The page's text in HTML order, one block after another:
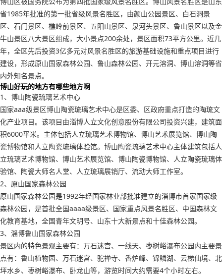
省1985年批准的第一批省级风景名胜区，由颜山公园景区、白石洞景
区、石门景区、樵岭前景区、五阳山景区、泉河头景区、鲁山景区以及金
牛山景区八大景区组成，大小景点200余处，景区面积73平方公里。近几
年，全区先后投资3亿多元对风景名胜区的旅游基础设施和重点项目进行
建设，形成原山国家森林公园、鲁山森林公园、开元溶洞、博山溶洞等省
内外知名景点。
博山好玩的地方有哪些地方啊
1、博山陶瓷琉璃艺术中心
国家aaa级景区博山陶瓷琉璃艺术中心是区委、区政府重点打造的陶琉文
化产业项目。该项目由淄博人立文化创意股份有限公司投资兴建，建筑面
积6000平米。主体包括人立琉璃艺术博物馆、博山艺术展览馆、博山陶
瓷博物馆和人立陶瓷琉璃体验馆。博山陶瓷琉璃艺术中心主体建筑包括人
立琉璃艺术博物馆、博山艺术展览馆、博山陶瓷博物馆、人立陶瓷琉璃体
验馆、陶瓷大师名人堂、人立琉璃展销厅、流动大师工作室。
2、原山国家森林公园
原山国家森林公园是1992年经国家林业部批准建立的淄博市首家国家级
森林公园，是首批全国aaaa级景区、国家重点风景名胜区、中国森林文
化教育基地，全国青年文明号、山东十大新景点和十佳森林公园。
3、淄博鲁山国家森林公园
景区内的特色景观主要有：万石迷宫、一线天、枣树峪瀑布公园内主要景
点有：鲁山植物园、万石迷宫、驼禅寺、香炉峰、锦鳞湖、云梯仙境、北
坪水乡、枣树峪瀑布、卧龙山等，游览时间大约需要4个小时左右。